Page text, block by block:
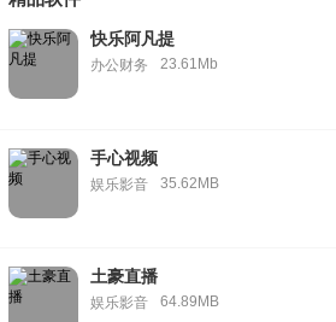
快乐阿凡提
办公财务 23.61Mb
手心视频
娱乐影音 35.62MB
土豪直播
娱乐影音 64.89MB